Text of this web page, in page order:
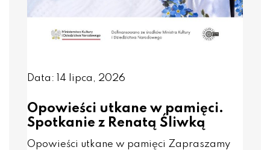
Data: 14 lipca, 2026
Opowieści utkane w pamięci.
Spotkanie z Renatą Śliwką
Opowieści utkane w pamięci Zapraszamy